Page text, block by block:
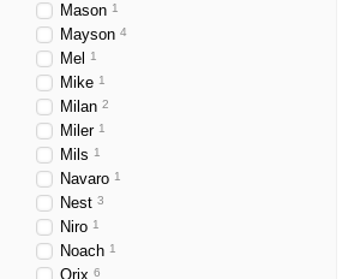
Mason 1
Mayson 4
Mel 1
Mike 1
Milan 2
Miler 1
Mils 1
Navaro 1
Nest 3
Niro 1
Noach 1
Orix 6